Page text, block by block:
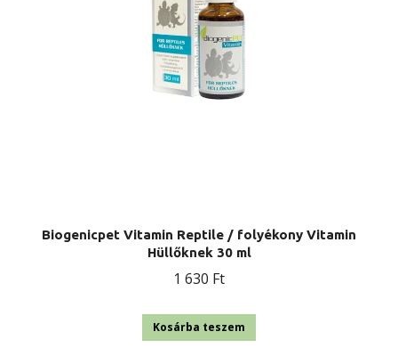
Biogenicpet Vitamin Reptile / folyékony Vitamin
Hüllőknek 30 ml
1 630 Ft
Kosárba teszem